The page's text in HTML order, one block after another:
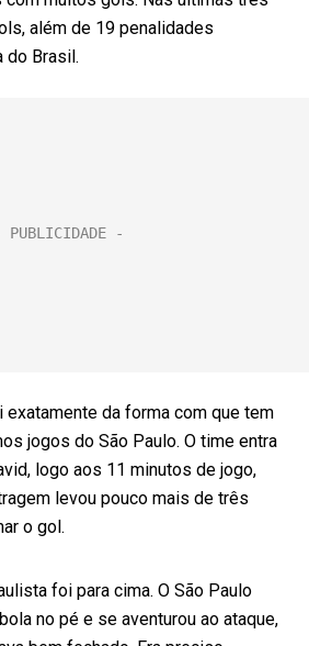
além de 19 penalidades
do Brasil.
da forma com que tem
jogos do São Paulo. O time entra
logo aos 11 minutos de jogo,
levou pouco mais de três
o gol.
foi para cima. O São Paulo
no pé e se aventurou ao ataque,